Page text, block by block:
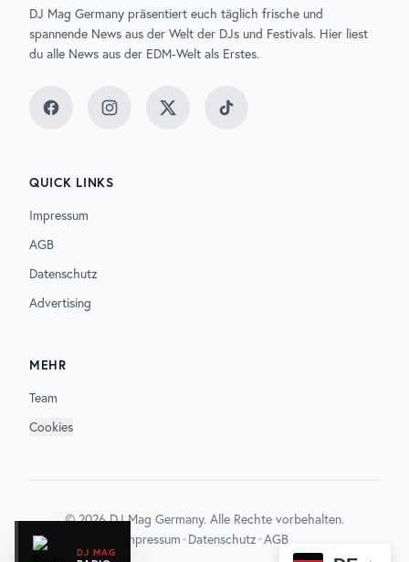
DJ MAG
DJ Mag Germany präsentiert euch täglich frische und
spannende News aus der Welt der DJs und Festivals. Hier liest
du alle News aus der EDM-Welt als Erstes.
FacebookInstagramTwitter TikTok
QUICK LINKS
Impressum
AGB
Datenschutz
Advertising
MEHR
Team
Cookies
©2026DJ Mag Germany. Alle Rechte vorbehalten.
Impressum•Datenschutz•AGB